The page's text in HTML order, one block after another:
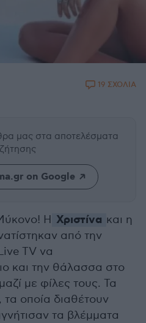
19 ΣΧΟΛΙΑ
μας στα αποτελέσματα
on Google
Η Χριστίνα και η
από την
TV να
και την θάλασσα στο
με φίλες τους. Τα
τα οποία διαθέτουν
τα βλέμματα